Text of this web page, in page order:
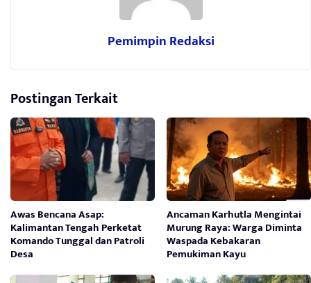
Pemimpin Redaksi
Postingan Terkait
Awas Bencana Asap:
Kalimantan Tengah Perketat
Komando Tunggal dan Patroli
Desa
Ancaman Karhutla Mengintai
Murung Raya: Warga Diminta
Waspada Kebakaran
Pemukiman Kayu